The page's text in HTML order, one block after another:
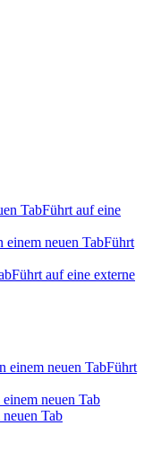
TabFührt auf eine
einem neuen TabFührt
Führt auf eine externe
einem neuen TabFührt
neuen Tab
Tab